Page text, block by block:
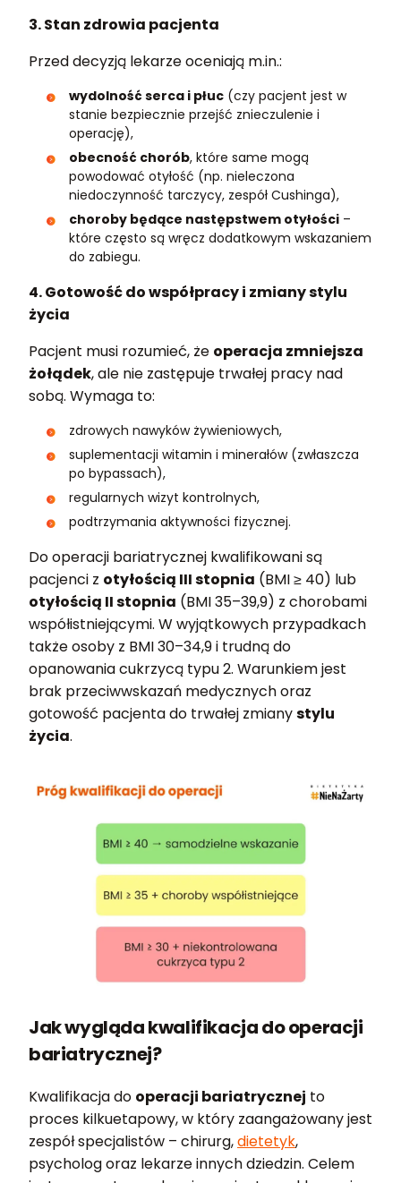
3. Stan zdrowia pacjenta
Przed decyzją lekarze oceniają m.in.:
wydolność serca i płuc (czy pacjent jest w
stanie bezpiecznie przejść znieczulenie i
operację),
obecność chorób, które same mogą
powodować otyłość (np. nieleczona
niedoczynność tarczycy, zespół Cushinga),
choroby będące następstwem otyłości –
które często są wręcz dodatkowym wskazaniem
do zabiegu.
4. Gotowość do współpracy i zmiany stylu
życia
Pacjent musi rozumieć, że operacja zmniejsza
żołądek, ale nie zastępuje trwałej pracy nad
sobą. Wymaga to:
zdrowych nawyków żywieniowych,
suplementacji witamin i minerałów (zwłaszcza
po bypassach),
regularnych wizyt kontrolnych,
podtrzymania aktywności fizycznej.
Do operacji bariatrycznej kwalifikowani są
pacjenci z otyłością III stopnia (BMI ≥ 40) lub
otyłością II stopnia (BMI 35–39,9) z chorobami
współistniejącymi. W wyjątkowych przypadkach
także osoby z BMI 30–34,9 i trudną do
opanowania cukrzycą typu 2. Warunkiem jest
brak przeciwwskazań medycznych oraz
gotowość pacjenta do trwałej zmianystylu
życia.
Jak wygląda kwalifikacja do operacji
bariatrycznej?
Kwalifikacja do operacji bariatrycznej to
proces kilkuetapowy, w który zaangażowany jest
zespół specjalistów – chirurg,dietetyk,
psycholog oraz lekarze innych dziedzin. Celem